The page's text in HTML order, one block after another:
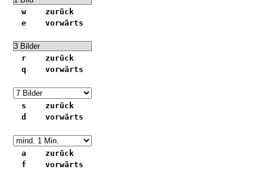
w zurück
e vorwärts
r zurück
q vorwärts
s zurück
d vorwärts
a zurück
f vorwärts